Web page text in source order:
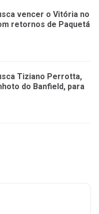
vencer o Vitória no
retornos de Paquetá
Tiziano Perrotta,
do Banfield, para